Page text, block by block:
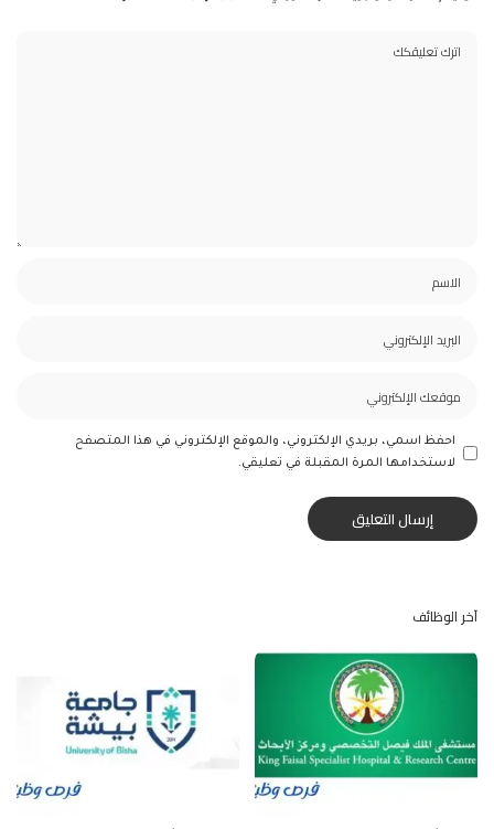
احفظ اسمي، بريدي الإلكتروني، والموقع الإلكتروني في هذا المتصفح
لاستخدامها المرة المقبلة في تعليقي.
آخر الوظائف